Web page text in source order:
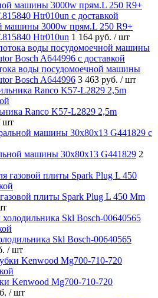
машины 3000w прям.L 250 R9+
Htr010un 1 164 руб. / шт
воды посудомоечной машины
Bosch A644996 3 463 руб. / шт
Ranco K57-L2829 2,5m
шт
машины 30x80x13 G441829 2
плиты Spark Plug L 450 Mm
Skl Bosch-00640565
/ шт
Kenwood Mg700-710-720
/ шт